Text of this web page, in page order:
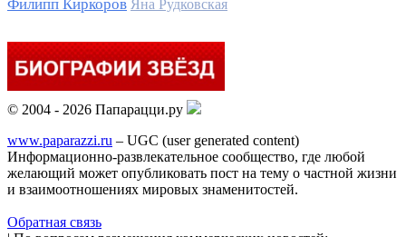
Филипп Киркоров Яна Рудковская
© 2004 - 2026 Папарацци.ру
www.paparazzi.ru – UGC (user generated content)
Информационно-развлекательное сообщество, где любой
желающий может опубликовать пост на тему о частной жизни
и взаимоотношениях мировых знаменитостей.
Обратная связь